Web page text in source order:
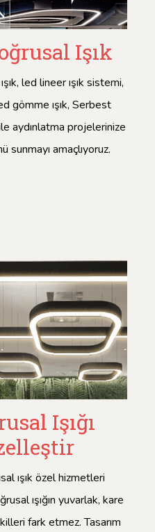
Işık
led lineer ışık sistemi,
gömme ışık, Serbest
aydınlatma projelerinize
sunmayı amaçlıyoruz.
Işığı
ışık özel hizmetleri
ışığın yuvarlak, kare
fark etmez. Tasarım